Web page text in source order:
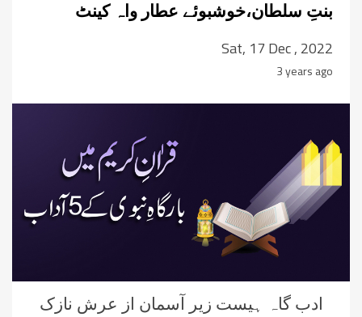
بنتِ سلطان،خوشبوئے عطار واہ کینٹ
Sat, 17 Dec , 2022
3 years ago
ادب گاہ ہیست زیر آسمان از عرش نازک